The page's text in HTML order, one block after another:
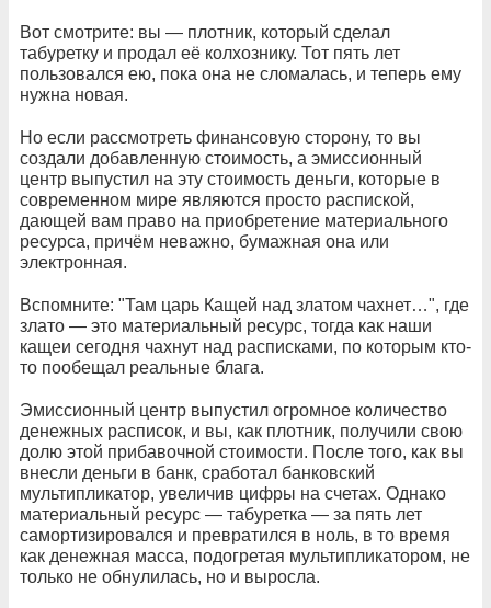
Вот смотрите: вы — плотник, который сделал
табуретку и продал её колхознику. Тот пять лет
пользовался ею, пока она не сломалась, и теперь ему
нужна новая.
Но если рассмотреть финансовую сторону, то вы
создали добавленную стоимость, а эмиссионный
центр выпустил на эту стоимость деньги, которые в
современном мире являются просто распиской,
дающей вам право на приобретение материального
ресурса, причём неважно, бумажная она или
электронная.
Вспомните: "Там царь Кащей над златом чахнет…", где
злато — это материальный ресурс, тогда как наши
кащеи сегодня чахнут над расписками, по которым кто-
то пообещал реальные блага.
Эмиссионный центр выпустил огромное количество
денежных расписок, и вы, как плотник, получили свою
долю этой прибавочной стоимости. После того, как вы
внесли деньги в банк, сработал банковский
мультипликатор, увеличив цифры на счетах. Однако
материальный ресурс — табуретка — за пять лет
самортизировался и превратился в ноль, в то время
как денежная масса, подогретая мультипликатором, не
только не обнулилась, но и выросла.